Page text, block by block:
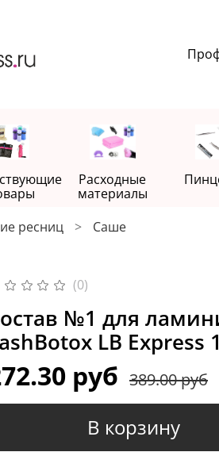
Расходные
материалы
ресниц Саше
(0)
№1 для
LB Express
руб 389.00 руб
В корзину